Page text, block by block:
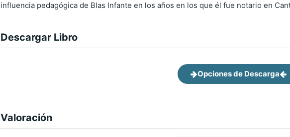
influencia pedagógica de Blas Infante en los años en los que él fue notario en
Descargar Libro
Opciones de Descarga
Valoración